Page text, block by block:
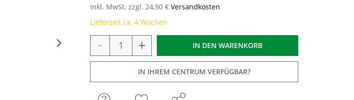
Inkl. MwSt. zzgl. 24,90 € Versandkosten
Lieferzeit ca. 4 Wochen
- + IN DEN WARENKORB
IN IHREM CENTRUM VERFÜGBAR?